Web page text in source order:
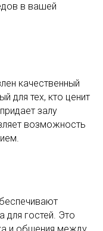
в вашей
качественный
для тех, кто ценит
залу
возможность
гостей. Это